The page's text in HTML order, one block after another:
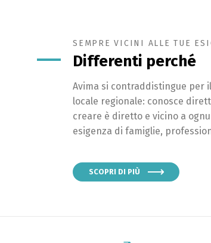
SEMPRE VICINI ALLE TUE
Differenti perché
Avima si contraddistingue per
locale regionale: conosce
creare è diretto e vicino a
esigenza di famiglie,
SCOPRI DI PIÙ